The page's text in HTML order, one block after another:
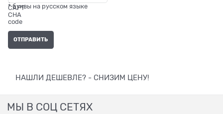
* буквы на русском языке
НАШЛИ ДЕШЕВЛЕ? - СНИЗИМ ЦЕНУ!
МЫ В СОЦ СЕТЯХ